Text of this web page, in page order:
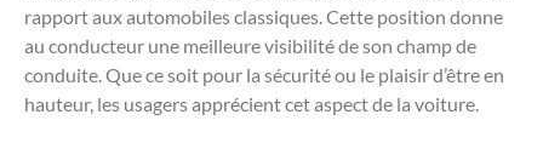
rapport aux automobiles classiques. Cette position donne
au conducteur une meilleure visibilité de son champ de
conduite. Que ce soit pour la sécurité ou le plaisir d’être en
hauteur, les usagers apprécient cet aspect de la voiture.